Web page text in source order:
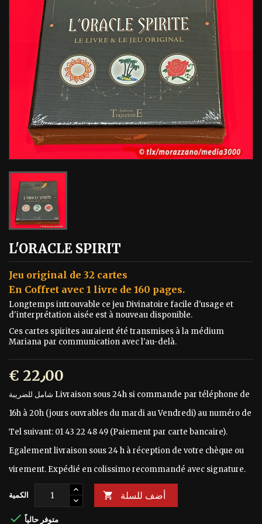
L'ORACLE SPIRIT
Jeu original de 32 cartes
En Coffret avec 1 livre de 160 pages.
Longtemps introuvable ce jeu Divinatoire facile d'usage et
d'interprétation aisée est à nouveau disponible.
Ces cartes spirites auraient été transmises à la médium
Mariana par communication avec l'au-delà.
€ 22٫00
Livraison sous 24h si commande par téléphone de
16h à 20h (jours ouvrables du mardi au Vendredi) au numéro de
Tel suivant: 01 43 22 48 49 (Paiement par carte bancaire).
Egalement livraison sous 24 h à réception de votre chèque ou
virement. Expédié en colissimo recommandé avec signature.
الكمية  أضف للسلة
 متوفر حالياً